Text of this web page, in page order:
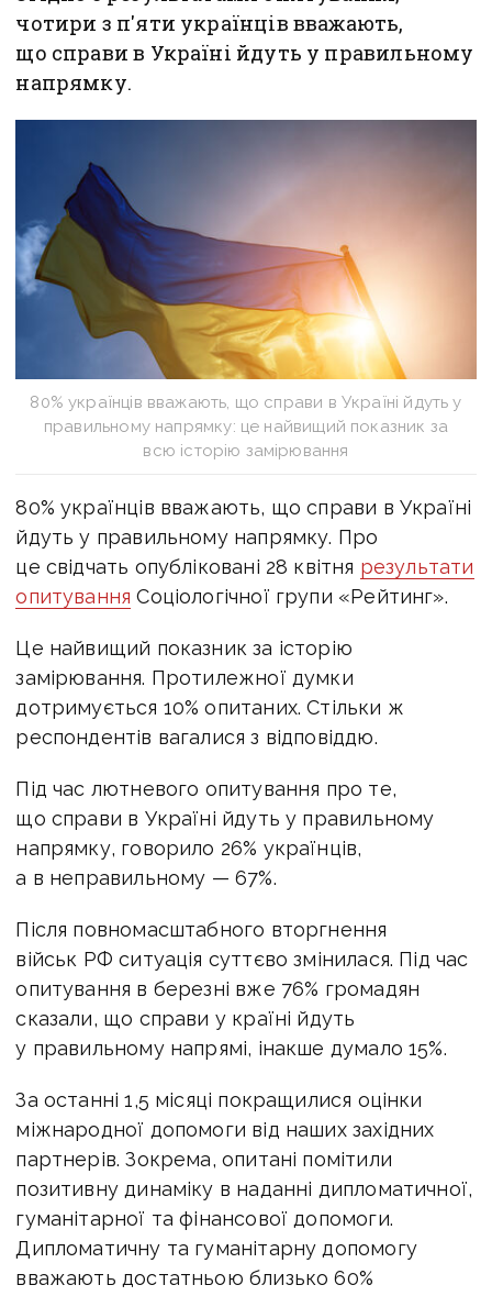
чотири з п'яти українців вважають,
що справи в Україні йдуть у правильному
напрямку.
80% українців вважають, що справи в Україні йдуть у
правильному напрямку: це найвищий показник за
всю історію замірювання
80% українців вважають, що справи в Україні
йдуть у правильному напрямку. Про
це свідчать опубліковані 28 квітня результати
опитування Соціологічної групи «Рейтинг».
Це найвищий показник за історію
замірювання. Протилежної думки
дотримується 10% опитаних. Стільки ж
респондентів вагалися з відповіддю.
Під час лютневого опитування про те,
що справи в Україні йдуть у правильному
напрямку, говорило 26% українців,
а в неправильному — 67%.
Після повномасштабного вторгнення
військ РФ ситуація суттєво змінилася. Під час
опитування в березні вже 76% громадян
сказали, що справи у країні йдуть
у правильному напрямі, інакше думало 15%.
За останні 1,5 місяці покращилися оцінки
міжнародної допомоги від наших західних
партнерів. Зокрема, опитані помітили
позитивну динаміку в наданні дипломатичної,
гуманітарної та фінансової допомоги.
Дипломатичну та гуманітарну допомогу
вважають достатньою близько 60%